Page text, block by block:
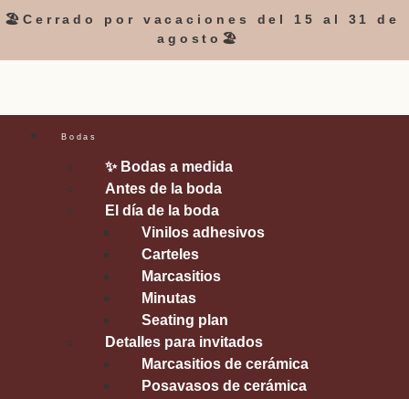
🏖️Cerrado por vacaciones del 15 al 31 de
agosto🏖️
Bodas
✨ Bodas a medida
Antes de la boda
El día de la boda
Vinilos adhesivos
Carteles
Marcasitios
Minutas
Seating plan
Detalles para invitados
Marcasitios de cerámica
Posavasos de cerámica